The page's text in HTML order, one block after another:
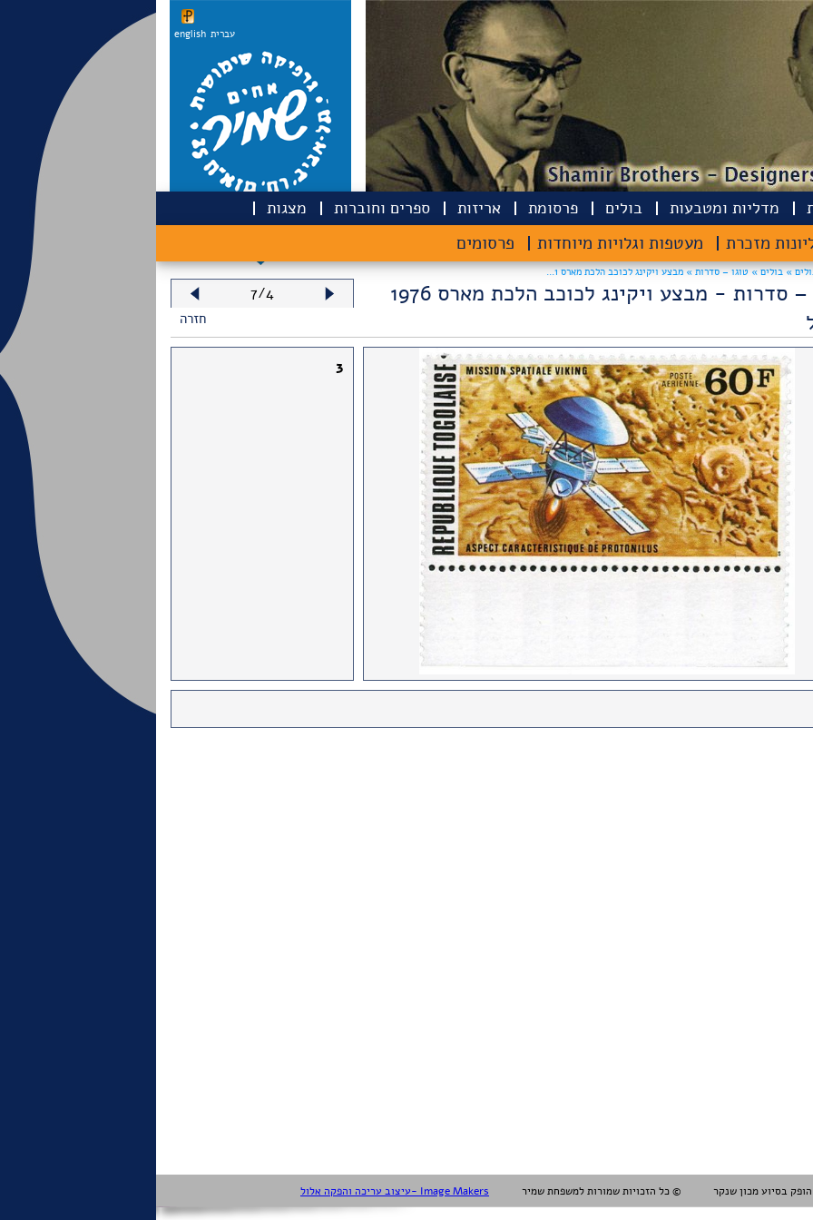
english עברית
מדליות ומטבעות בולים
מזכרת מעטפות וגלויות מיוחדות פרסומים
פרסומת אריזות ספרים וחוברות
מצגות
»בולים »טוגו – סדרות » מבצע ויקינג לכוכב הלכת מארס 1...
7/4
טוגו – סדרות - מבצע ויקינג לכוכב הלכת מארס 1976
חזרה
3
עיצוב עריכה והפקה אלול- Image Makers